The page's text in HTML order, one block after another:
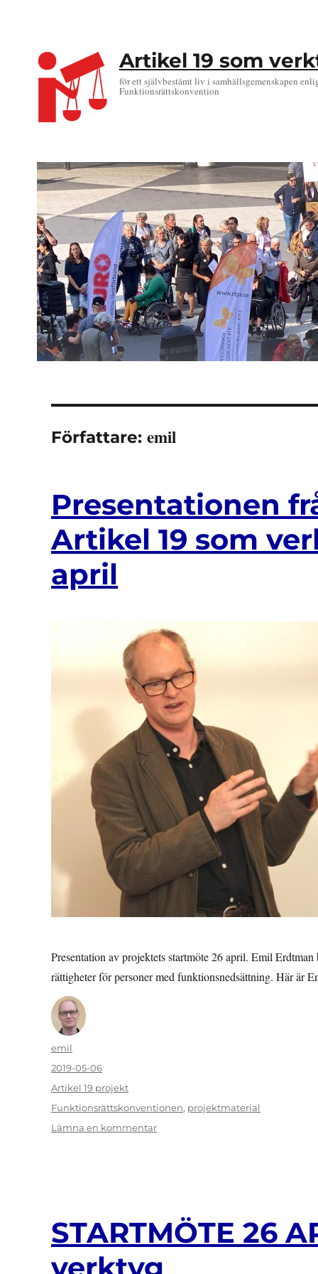
Artikel 19 som
för ett självbestämt liv i samhällsgemenskapen
Funktionsrättskonvention
Författare: emil
Presentationen
Artikel 19 som
april
Presentation av projektets startmöte 26 april. Emil
rättigheter för personer med funktionsnedsättning. Här är
Författare
emil
Publicerat
den
2019-05-06
Kategorier
Artikel 19 projekt
Etiketter
Funktionsrättskonventionen, projektmaterial
Lämna en kommentartill
som
verktyg
fredagen
STARTMÖTE 26